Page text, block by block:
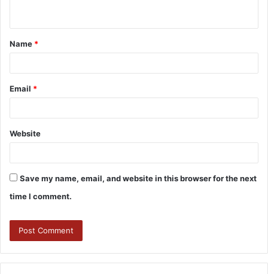
Name *
Email *
Website
Save my name, email, and website in this browser for the next
time I comment.